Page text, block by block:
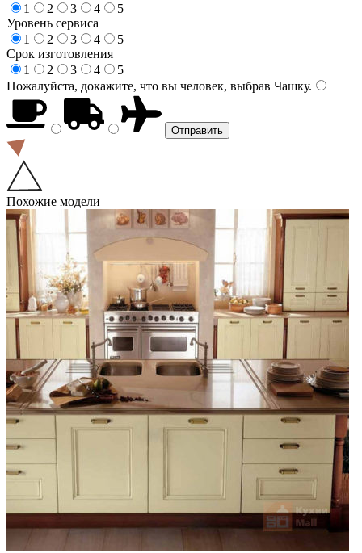
1
2 3 4
5
Уровень сервиса
1
2 3 4
5
Срок изготовления
1
2 3 4
5
Пожалуйста, докажите, что вы человек, выбрав Чашку.
Похожие модели